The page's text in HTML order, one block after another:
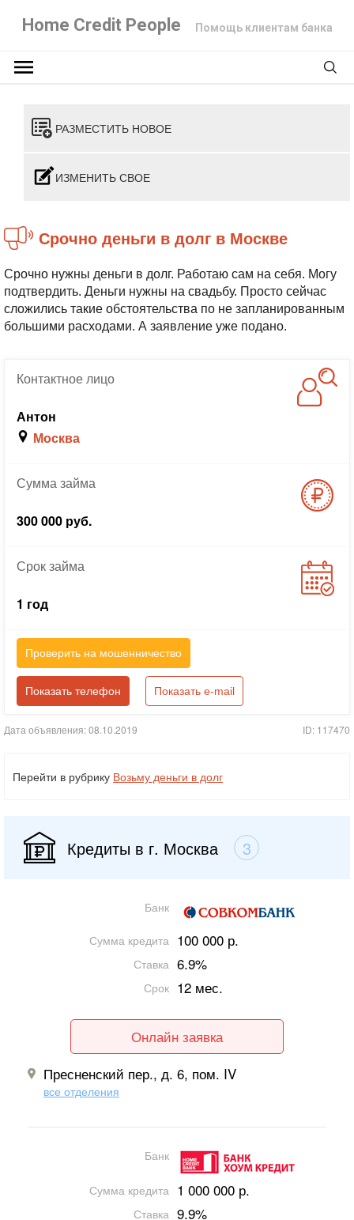
Home Credit People Помощь клиентам банка
РАЗМЕСТИТЬ НОВОЕ
ИЗМЕНИТЬ СВОЕ
Срочно деньги в долг в Москве
Срочно нужны деньги в долг. Работаю сам на себя. Могу
подтвердить. Деньги нужны на свадьбу. Просто сейчас
сложились такие обстоятельства по не запланированным
большими расходами. А заявление уже подано.
Контактноелицо
Антон
Москва
Суммазайма
300 000 руб.
Срокзайма
1 год
Проверить на мошенничество
Показать телефон Показать e-mail
Дата объявления: 08.10.2019 ID: 117470
Перейти в рубрику Возьму деньги в долг
Кредиты в г. Москва 3
Банк
Сумма кредита 100 000 р.
Ставка 6.9%
Срок 12 мес.
Онлайн заявка
Пресненский пер., д. 6, пом. IV
все отделения
Банк
Сумма кредита 1 000 000 р.
Ставка 9.9%